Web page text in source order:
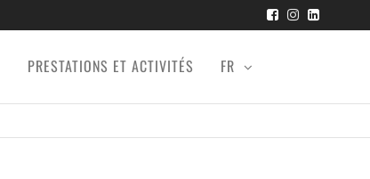
PRESTATIONS ET ACTIVITÉS FR